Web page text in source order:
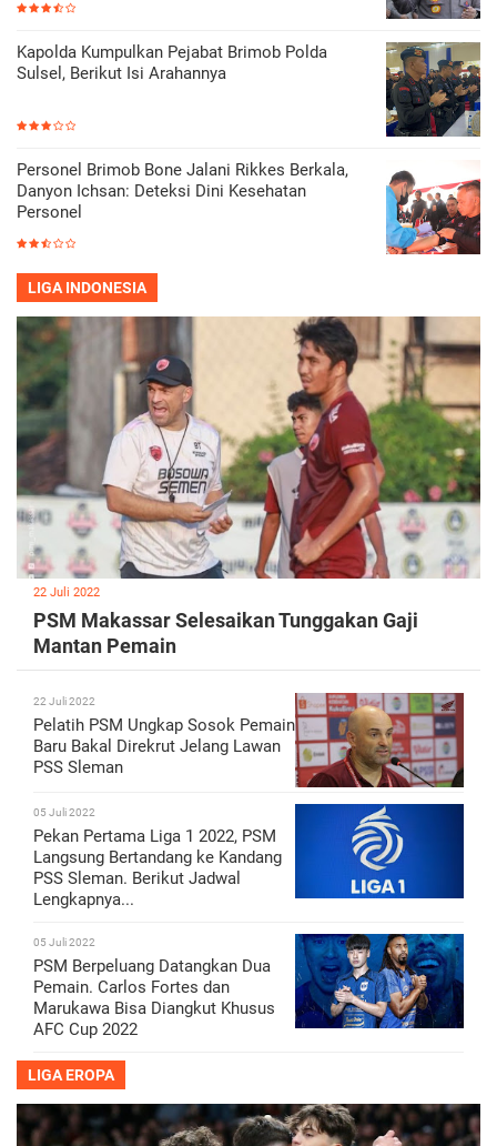
Kapolda Kumpulkan Pejabat Brimob Polda
Sulsel, Berikut Isi Arahannya
Personel Brimob Bone Jalani Rikkes Berkala,
Danyon Ichsan: Deteksi Dini Kesehatan
Personel
LIGA INDONESIA
22 Juli 2022
PSM Makassar Selesaikan Tunggakan Gaji
Mantan Pemain
22 Juli 2022
Pelatih PSM Ungkap Sosok Pemain
Baru Bakal Direkrut Jelang Lawan
PSS Sleman
05 Juli 2022
Pekan Pertama Liga 1 2022, PSM
Langsung Bertandang ke Kandang
PSS Sleman. Berikut Jadwal
Lengkapnya...
05 Juli 2022
PSM Berpeluang Datangkan Dua
Pemain. Carlos Fortes dan
Marukawa Bisa Diangkut Khusus
AFC Cup 2022
LIGA EROPA